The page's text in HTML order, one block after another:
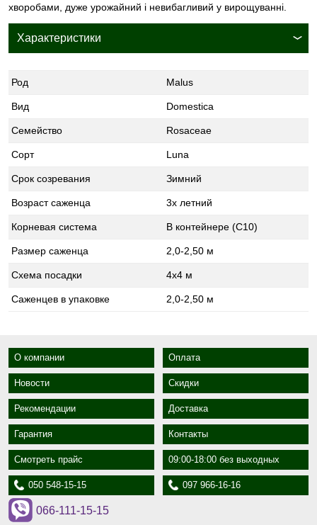
хворобами, дуже урожайний і невибагливий у вирощуванні.
Характеристики
Род Malus
Вид Domestica
Семейство Rosaceae
Сорт Luna
Срок созревания Зимний
Возраст саженца 3х летний
Корневая система В контейнере (С10)
Размер саженца 2,0-2,50 м
Схема посадки 4x4 м
Саженцев в упаковке 2,0-2,50 м
О компании Оплата
Новости Скидки
Рекомендации Доставка
Гарантия Контакты
Смотреть прайс 09:00-18:00 без выходных
050 548-15-15 097 966-16-16
066-111-15-15